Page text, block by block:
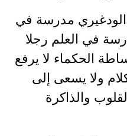
الودغيري مدرسة في
في العلم رجلا
الحكماء لا يرفع
ولا يسعى إلى
والذاكرة